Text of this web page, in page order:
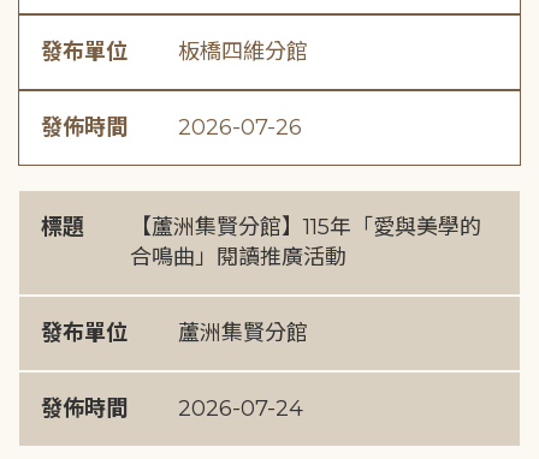
發布單位 板橋四維分館
發佈時間 2026-07-26
標題
【蘆洲集賢分館】115年「愛與美學的
合鳴曲」閱讀推廣活動
發布單位 蘆洲集賢分館
發佈時間 2026-07-24